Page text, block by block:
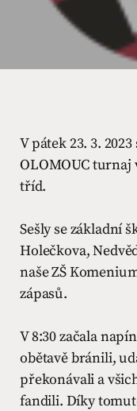
V pátek 23. 3.
OLOMOUC
tříd.
Sešly se základní
Holečkova,
naše ZŠ
zápasů.
V 8:30 začala
obětavě bránili,
překonávali a
fandili. Díky